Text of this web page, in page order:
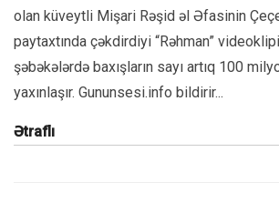
olan küveytli Mişari Rəşid əl Əfasinin
paytaxtında çəkdirdiyi “Rəhman”
şəbəkələrdə baxışların sayı artıq 100
yaxınlaşır. Gununsesi.info bildirir...
Ətraflı